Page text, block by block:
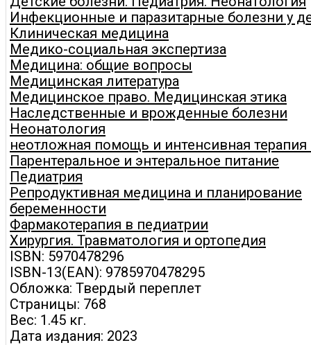
Инфекционные и паразитарные болезни у
Клиническая медицина
Медико-социальная экспертиза
Медицина: общие вопросы
Медицинская литература
Медицинское право. Медицинская этика
Наследственные и врожденные болезни
Неонатология
неотложная помощь и интенсивная терапия
Парентеральное и энтеральное питание
Педиатрия
Репродуктивная медицина и планирование
беременности
Фармакотерапия в педиатрии
Хирургия. Травматология и ортопедия
ISBN: 5970478296
ISBN-13(EAN): 9785970478295
Обложка: Твердый переплет
Страницы: 768
Вес: 1.45 кг.
Дата издания: 2023